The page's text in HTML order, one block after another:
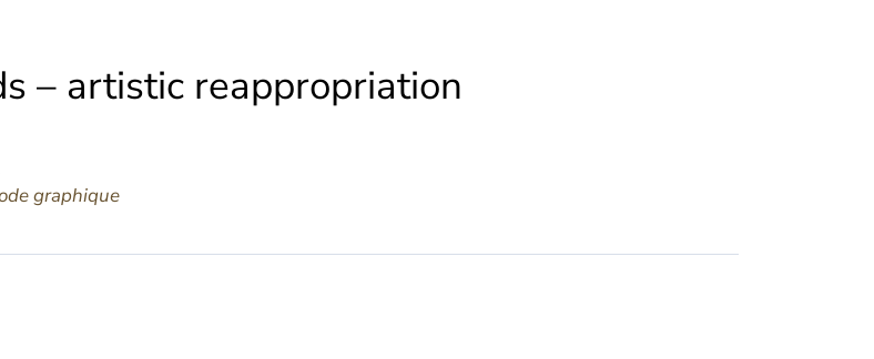
– artistic reappropriation
graphique